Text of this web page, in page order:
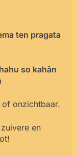
ten pragata
so kahân
onzichtbaar.
en